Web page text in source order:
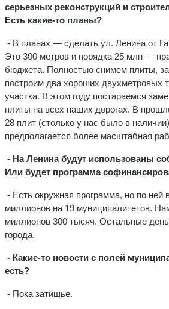
серьезных реконструкций и
Есть какие-то планы?
- В планах — сделать ул. Ленина от
Это 300 метров и порядка 25 млн —
бюджета. Полностью снимем плиты,
построим два хороших двухметровых
участка. В этом году постараемся
плиты на всех наших дорогах. В
28 плит (столько у нас было в
предполагается более масштабная
- На Ленина будут использованы
Или будет программа
- Есть окружная программа, но по ней
миллионов на 19 муниципалитетов.
миллионов 300 тысяч. Остальные
города.
- Какие-то новости с полей
есть?
- Пока затишье.